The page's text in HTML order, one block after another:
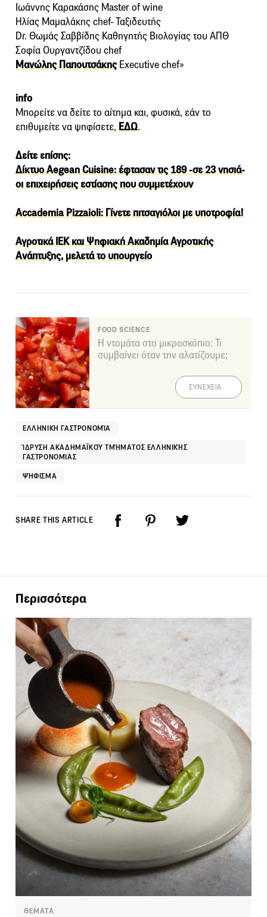
Ιωάννης Καρακάσης Master of wine
Ηλίας Μαμαλάκης chef- Ταξιδευτής
Dr. Θωμάς Σαββίδης Καθηγητής Βιολογίας του ΑΠΘ
Σοφία Ουργαντζίδου chef
Μανώλης ΠαπουτσάκηςExecutive chef»
info
Μπορείτε να δείτε το αίτημα και, φυσικά, εάν το
επιθυμείτε να ψηφίσετε, ΕΔΩ.
Δείτε επίσης:
Δίκτυο Aegean Cuisine: έφτασαν τις 189 -σε 23 νησιά-
οι επιχειρήσεις εστίασης που συμμετέχουν
Accademia Pizzaioli: Γίνετε πιτσαγιόλοι με υποτροφία!
Αγροτικά ΙΕΚ και Ψηφιακή Ακαδημία Αγροτικής
Ανάπτυξης, μελετά το υπουργείο
FOOD SCIENCE
Η ντομάτα στο μικροσκόπιο: Τι
συμβαίνει όταν την αλατίζουμε;
ΣΥΝΕΧΕΙΑ
ΕΛΛΗΝΙΚΉ ΓΑΣΤΡΟΝΟΜΊΑ
ΊΔΡΥΣΗ ΑΚΑΔΗΜΑΪΚΟΎ ΤΜΉΜΑΤΟΣ ΕΛΛΗΝΙΚΉΣ
ΓΑΣΤΡΟΝΟΜΊΑΣ
ΨΉΦΙΣΜΑ
SHARE THIS ARTICLE
Περισσότερα
ΘΕΜΑΤΑ